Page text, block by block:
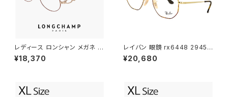
レディース ロンシャン メガネ lo
2550lbj-734 48mm longch
amp 眼鏡 かわいい おしゃれ オ
DEAUX アンバーゴールド ボル
ドー カラー ダミーレンズ発送
¥18,370
レイバン 眼鏡 rx6448 2945 5
1mm メガネ Ray-Ban 多角形
型 ヘキサゴン フレーム rb644
¥20,680